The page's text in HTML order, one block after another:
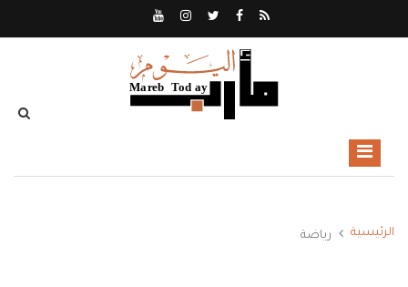
الرئيسية رياضة